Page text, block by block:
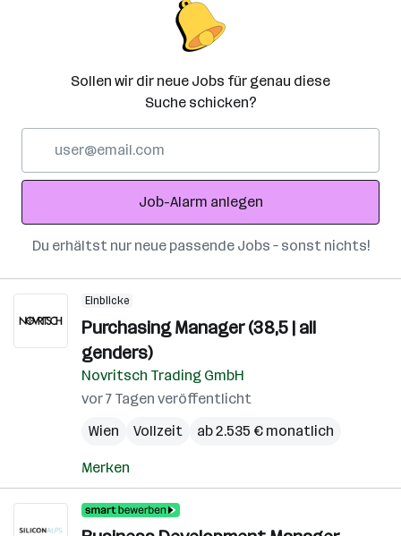
Sollen wir dir neue Jobs für genau diese
Suche schicken?
Adresse
Job-Alarm anlegen
Du erhältst nur neue passende Jobs – sonst nichts!
Einblicke
Purchasing Manager (38,5 | all
genders)
Novritsch Trading GmbH
vor 7 Tagen veröffentlicht
Wien
Vollzeit ab 2.535 € monatlich
Merken